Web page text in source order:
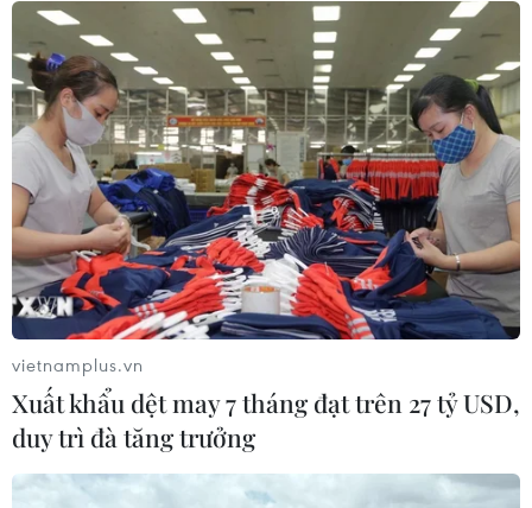
dầu tự nguyện và sẽ không đồng ý với “bất kỳ mức gia
hạn mới nào” do OPEC+ đề xuất.
OPEC dự báo nhu cầu sử dụng dầu mỏ
vietnamplus.vn
Xuất khẩu dệt may 7 tháng đạt trên 27 tỷ USD,
duy trì đà tăng trưởng